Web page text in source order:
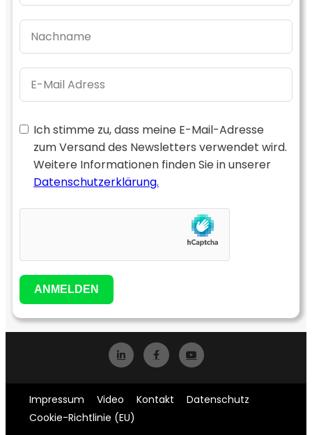
Ich stimme zu, dass meine E-Mail-Adresse
zum Versand des Newsletters verwendet wird.
Weitere Informationen finden Sie in unserer
Datenschutzerklärung.
ANMELDEN
Impressum Video Kontakt
Datenschutz
Cookie-Richtlinie (EU)